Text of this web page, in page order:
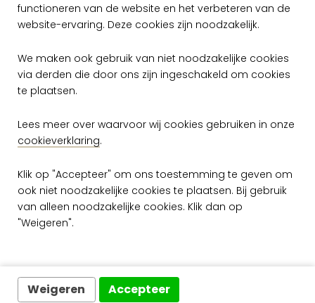
functioneren van de website en het verbeteren van de
website-ervaring. Deze cookies zijn noodzakelijk.
We maken ook gebruik van niet noodzakelijke cookies
via derden die door ons zijn ingeschakeld om cookies
te plaatsen.
Lees meer over waarvoor wij cookies gebruiken in onze
cookieverklaring.
Klik op "Accepteer" om ons toestemming te geven om
ook niet noodzakelijke cookies te plaatsen. Bij gebruik
van alleen noodzakelijke cookies. Klik dan op
"Weigeren".
Weigeren Accepteer
Arte Graphite
GRA0 GRA0132
€ 59,00 per rol
Op voorraad
Arte Graphite
€ 59,00 per rol
Op voorraad